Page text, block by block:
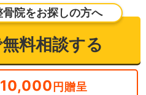
院をお探しの方へ
料相談する
10,000 円贈呈